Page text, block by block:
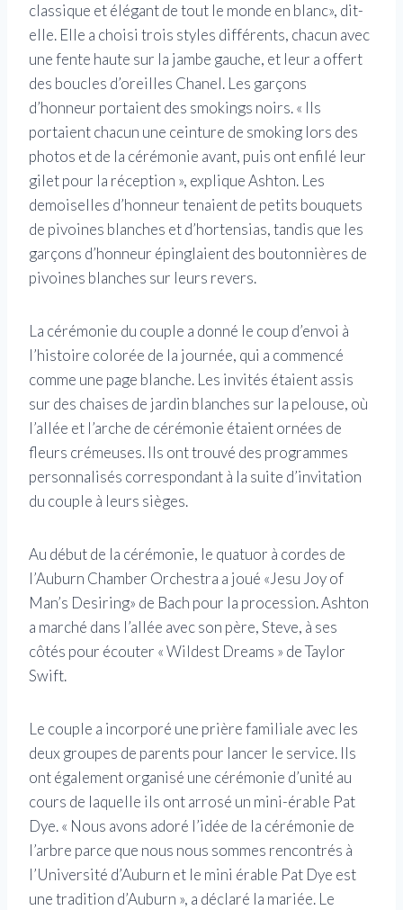
classique et élégant de tout le monde en blanc», dit-
elle. Elle a choisi trois styles différents, chacun avec
une fente haute sur la jambe gauche, et leur a offert
des boucles d’oreilles Chanel. Les garçons
d’honneur portaient des smokings noirs. « Ils
portaient chacun une ceinture de smoking lors des
photos et de la cérémonie avant, puis ont enfilé leur
gilet pour la réception », explique Ashton. Les
demoiselles d’honneur tenaient de petits bouquets
de pivoines blanches et d’hortensias, tandis que les
garçons d’honneur épinglaient des boutonnières de
pivoines blanches sur leurs revers.
La cérémonie du couple a donné le coup d’envoi à
l’histoire colorée de la journée, qui a commencé
comme une page blanche. Les invités étaient assis
sur des chaises de jardin blanches sur la pelouse, où
l’allée et l’arche de cérémonie étaient ornées de
fleurs crémeuses. Ils ont trouvé des programmes
personnalisés correspondant à la suite d’invitation
du couple à leurs sièges.
Au début de la cérémonie, le quatuor à cordes de
l’Auburn Chamber Orchestra a joué «Jesu Joy of
Man’s Desiring» de Bach pour la procession. Ashton
a marché dans l’allée avec son père, Steve, à ses
côtés pour écouter « Wildest Dreams » de Taylor
Swift.
Le couple a incorporé une prière familiale avec les
deux groupes de parents pour lancer le service. Ils
ont également organisé une cérémonie d’unité au
cours de laquelle ils ont arrosé un mini-érable Pat
Dye. « Nous avons adoré l’idée de la cérémonie de
l’arbre parce que nous nous sommes rencontrés à
l’Université d’Auburn et le mini érable Pat Dye est
une tradition d’Auburn », a déclaré la mariée. Le